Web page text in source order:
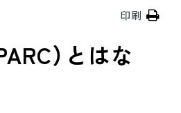
印刷
）とはな